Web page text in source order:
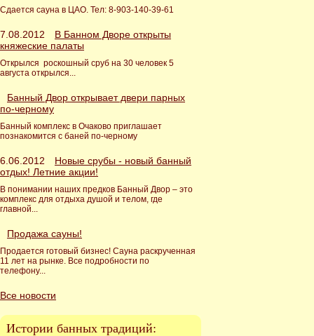
Сдается сауна в ЦАО. Тел: 8-903-140-39-61
7.08.2012
В Банном Дворе открыты
княжеские палаты
Открылся роскошный сруб на 30 человек 5
августа открылся...
Банный Двор открывает двери парных
по-черному
Банный комплекс в Очаково приглашает
познакомится с баней по-черному
6.06.2012
Новые срубы - новый банный
отдых! Летние акции!
В понимании наших предков Банный Двор – это
комплекс для отдыха душой и телом, где
главной...
Продажа сауны!
Продается готовый бизнес! Сауна раскрученная
11 лет на рынке. Все подробности по
телефону...
Все новости
Истории банных традиций: